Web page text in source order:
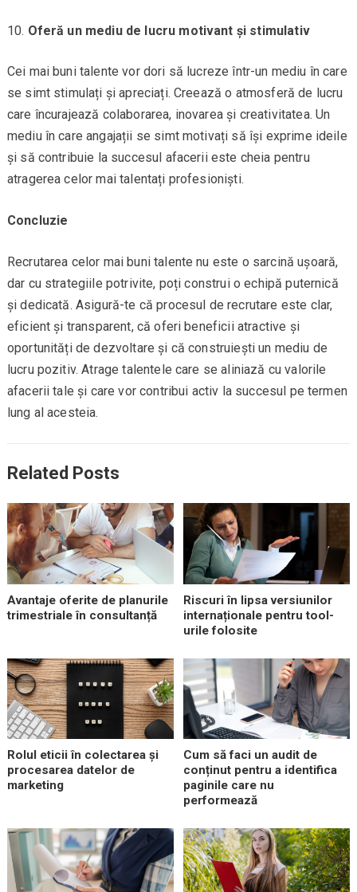
Oferă un mediu de lucru motivant și stimulativ
Cei mai buni talente vor dori să lucreze într-un mediu în care
se simt stimulați și apreciați. Creează o atmosferă de lucru
care încurajează colaborarea, inovarea și creativitatea. Un
mediu în care angajații se simt motivați să își exprime ideile
și să contribuie la succesul afacerii este cheia pentru
atragerea celor mai talentați profesioniști.
Concluzie
Recrutarea celor mai buni talente nu este o sarcină ușoară,
dar cu strategiile potrivite, poți construi o echipă puternică
și dedicată. Asigură-te că procesul de recrutare este clar,
eficient și transparent, că oferi beneficii atractive și
oportunități de dezvoltare și că construiești un mediu de
lucru pozitiv. Atrage talentele care se aliniază cu valorile
afacerii tale și care vor contribui activ la succesul pe termen
lung al acesteia.
Related Posts
Avantaje oferite de planurile
trimestriale în consultanță
Riscuri în lipsa versiunilor
internaționale pentru tool-
urile folosite
Rolul eticii în colectarea și
procesarea datelor de
marketing
Cum să faci un audit de
conținut pentru a identifica
paginile care nu
performează